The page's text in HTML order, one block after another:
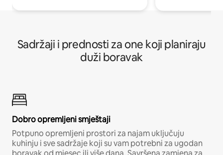
Sadržaji i prednosti za one koji planiraju
duži boravak
Dobro opremljeni smještaji
Potpuno opremljeni prostori za najam uključuju
kuhinju i sve sadržaje koji su vam potrebni za ugodan